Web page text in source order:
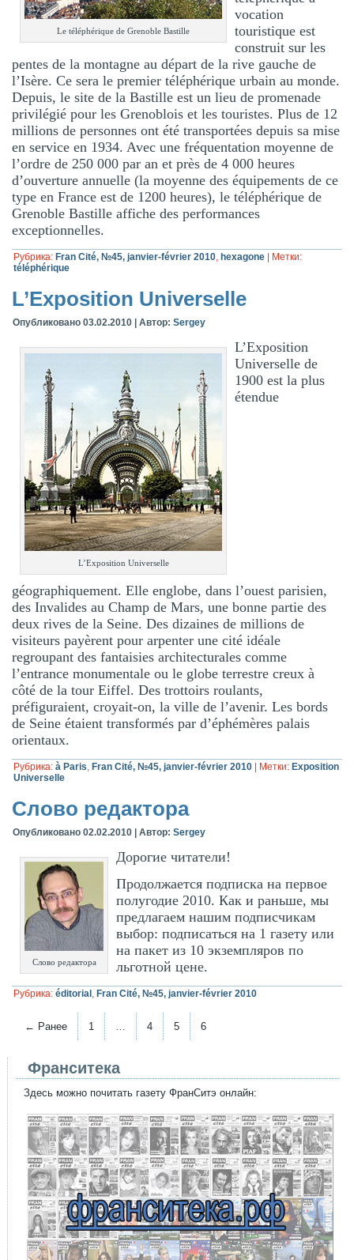
Le téléphérique de Grenoble Bastille
vocation
touristique est
construit sur les
pentes de la montagne au départ de la rive gauche de
l’Isère. Ce sera le premier téléphérique urbain au monde.
Depuis, le site de la Bastille est un lieu de promenade
privilégié pour les Grenoblois et les touristes. Plus de 12
millions de personnes ont été transportées depuis sa mise
en service en 1934. Avec une fréquentation moyenne de
l’ordre de 250 000 par an et près de 4 000 heures
d’ouverture annuelle (la moyenne des équipements de ce
type en France est de 1200 heures), le téléphérique de
Grenoble Bastille affiche des performances
exceptionnelles.
Рубрика: Fran Cité, №45, janvier-février 2010, hexagone
Метки:
téléphérique
L’Exposition Universelle
Опубликовано 03.02.2010 |Автор: Sergey
L’Exposition Universelle
L’Exposition
Universelle de
1900 est la plus
étendue
géographiquement. Elle englobe, dans l’ouest parisien,
des Invalides au Champ de Mars, une bonne partie des
deux rives de la Seine. Des dizaines de millions de
visiteurs payèrent pour arpenter une cité idéale
regroupant des fantaisies architecturales comme
l’entrance monumentale ou le globe terrestre creux à
côté de la tour Eiffel. Des trottoirs roulants,
préfiguraient, croyait-on, la ville de l’avenir. Les bords
de Seine étaient transformés par d’éphémères palais
orientaux.
Рубрика: à Paris, Fran Cité, №45, janvier-février 2010 Метки: Exposition
Universelle
Слово редактора
Опубликовано 02.02.2010 |Автор: Sergey
Слово редактора
Дорогие читатели!
Продолжается подписка на первое
полугодие 2010. Как и раньше, мы
предлагаем нашим подписчикам
выбор: подписаться на 1 газету или
на пакет из 10 экземпляров по
льготной цене.
Рубрика: éditorial , Fran Cité, №45, janvier-février 2010
← Ранее 1 … 4 5 6
Франситека
Здесь можно почитать газету ФранСитэ онлайн: